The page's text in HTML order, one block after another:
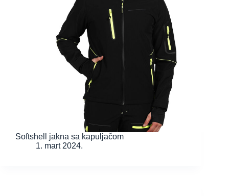
Softshell jakna sa kapuljačom
1. mart 2024.